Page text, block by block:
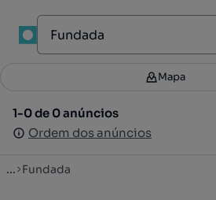
Filtros 2
1-0 de 0 anúncios
Ordem dos anúncios
Mapa
1-0 de 0 anúncios
Ordem dos anúncios
... Fundada